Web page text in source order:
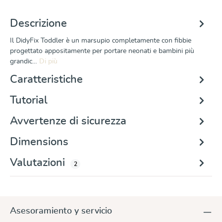
Descrizione
Il DidyFix Toddler è un marsupio completamente con fibbie
progettato appositamente per portare neonati e bambini più
grandic… Di più
Caratteristiche
Tutorial
Avvertenze di sicurezza
Dimensions
Valutazioni
2
Asesoramiento y servicio